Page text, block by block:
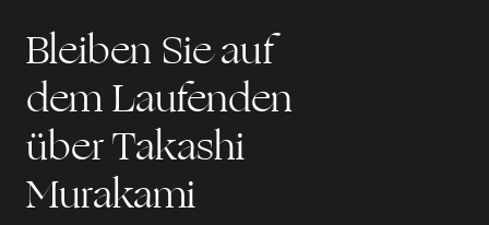
Bleiben Sie auf
dem Laufenden
über Takashi
Murakami